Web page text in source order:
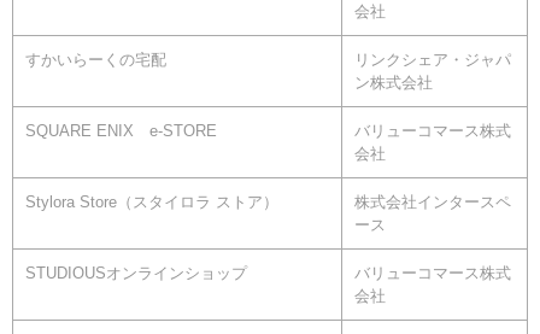
会社
すかいらーくの宅配
リンクシェア・ジャパ
ン株式会社
SQUARE ENIX e-STORE
バリューコマース株式
会社
Stylora Store（スタイロラ ストア）
株式会社インタースペ
ース
STUDIOUSオンラインショップ
バリューコマース株式
会社